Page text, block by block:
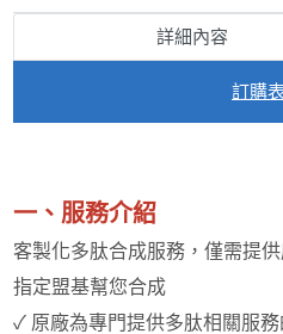
詳細內容
訂購
一、服務介紹
客製化多肽合成服務，僅需提
指定盟基幫您合成
✓ 原廠為專門提供多肽相關服